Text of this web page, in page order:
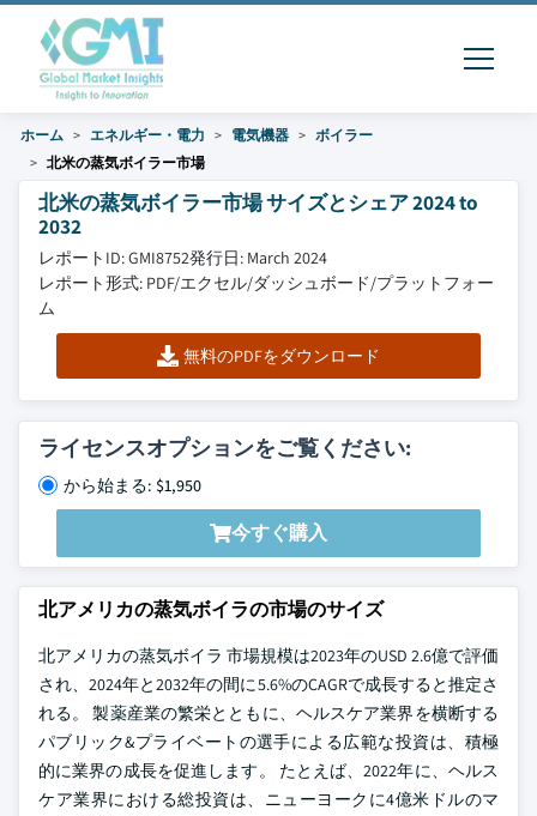
ホーム エネルギー・電力 電気機器
ボイラー
北米の蒸気ボイラー市場
北米の蒸気ボイラー市場 サイズとシェア 2024 to
2032
レポートID: GMI8752発行日: March 2024
レポート形式: PDF/エクセル/ダッシュボード/プラットフォー
ム
無料のPDFをダウンロード
ライセンスオプションをご覧ください:
から始まる: $1,950
今すぐ購入
北アメリカの蒸気ボイラの市場のサイズ
北アメリカの蒸気ボイラ 市場規模は2023年のUSD 2.6億で評価
され、2024年と2032年の間に5.6%のCAGRで成長すると推定さ
れる。 製薬産業の繁栄とともに、ヘルスケア業界を横断する
パブリック&プライベートの選手による広範な投資は、積極
的に業界の成長を促進します。 たとえば、2022年に、ヘルス
ケア業界における総投資は、ニューヨークに4億米ドルのマ